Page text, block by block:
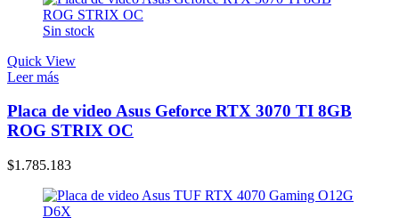
Sin stock
Quick View
Leer más
Placa de video Asus Geforce RTX 3070 TI 8GB
ROG STRIX OC
$1.785.183